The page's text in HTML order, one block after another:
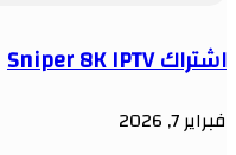
اشتراك Sniper 8K IPTV
فبراير 7, 2026